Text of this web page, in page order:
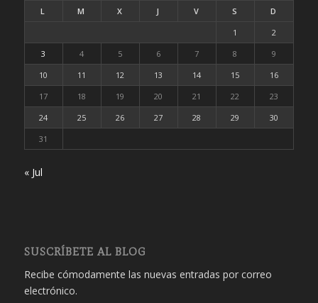
L M X J V S
D
1
2
3
4 5 6 7 8
9
10
11 12 13 14 15
16
17
18 19 20 21 22
23
24
25 26 27 28 29
30
31
« Jul
SUSCRÍBETE AL BLOG
Recibe cómodamente las nuevas entradas por correo
electrónico.